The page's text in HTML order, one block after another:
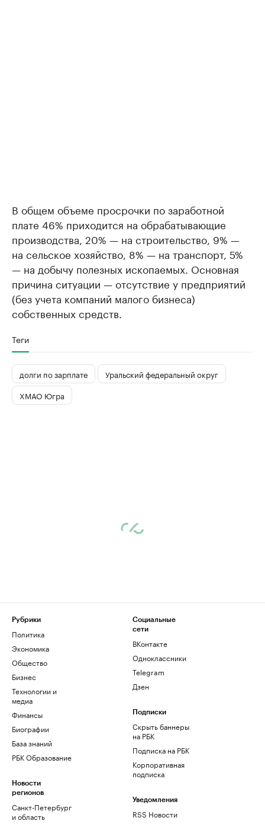
В общем объеме просрочки по заработной
плате 46% приходится на обрабатывающие
производства, 20% — на строительство, 9% —
на сельское хозяйство, 8% — на транспорт, 5%
— на добычу полезных ископаемых. Основная
причина ситуации — отсутствие у предприятий
(без учета компаний малого бизнеса)
собственных средств.
Теги
долги по зарплате
Уральский федеральный округ
ХМАО Югра
Рубрики
Политика
Экономика
Общество
Бизнес
Технологии и
медиа
Финансы
Биографии
База знаний
РБК Образование
Новости
регионов
Санкт-Петербург
и область
Социальные
сети
ВКонтакте
Одноклассники
Telegram
Дзен
Подписки
Скрыть баннеры
на РБК
Подписка на РБК
Корпоративная
подписка
Уведомления
RSS Новости